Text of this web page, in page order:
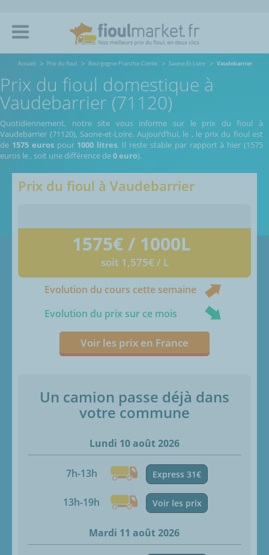
Accueil Prix du fioul Bourgogne-Franche-Comte Saone-Et-Loire Vaudebarrier
Prix du fioul domestique à
Vaudebarrier (71120)
Quotidiennement, notre site vous informe sur le prix du fioul à
Vaudebarrier (71120), Saone-et-Loire. Aujourd’hui, le , le prix du fioul est
de 1575 eurospour 1000 litres. Il reste stable par rapport à hier (1575
euros le , soit une différence de0 euro).
Prix du fioul à Vaudebarrier
1575€ / 1000L
soit 1,575€ / L
Evolution du cours cette semaine
Evolution du prix sur ce mois
Voir les prix en France
Un camion passe déjà dans
votre commune
Lundi 10 août 2026
7h-13h Express 31€
13h-19h Voir les prix
Mardi 11 août 2026